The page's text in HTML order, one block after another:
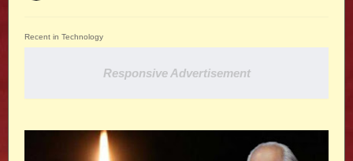
Recent in Technology
Responsive Advertisement